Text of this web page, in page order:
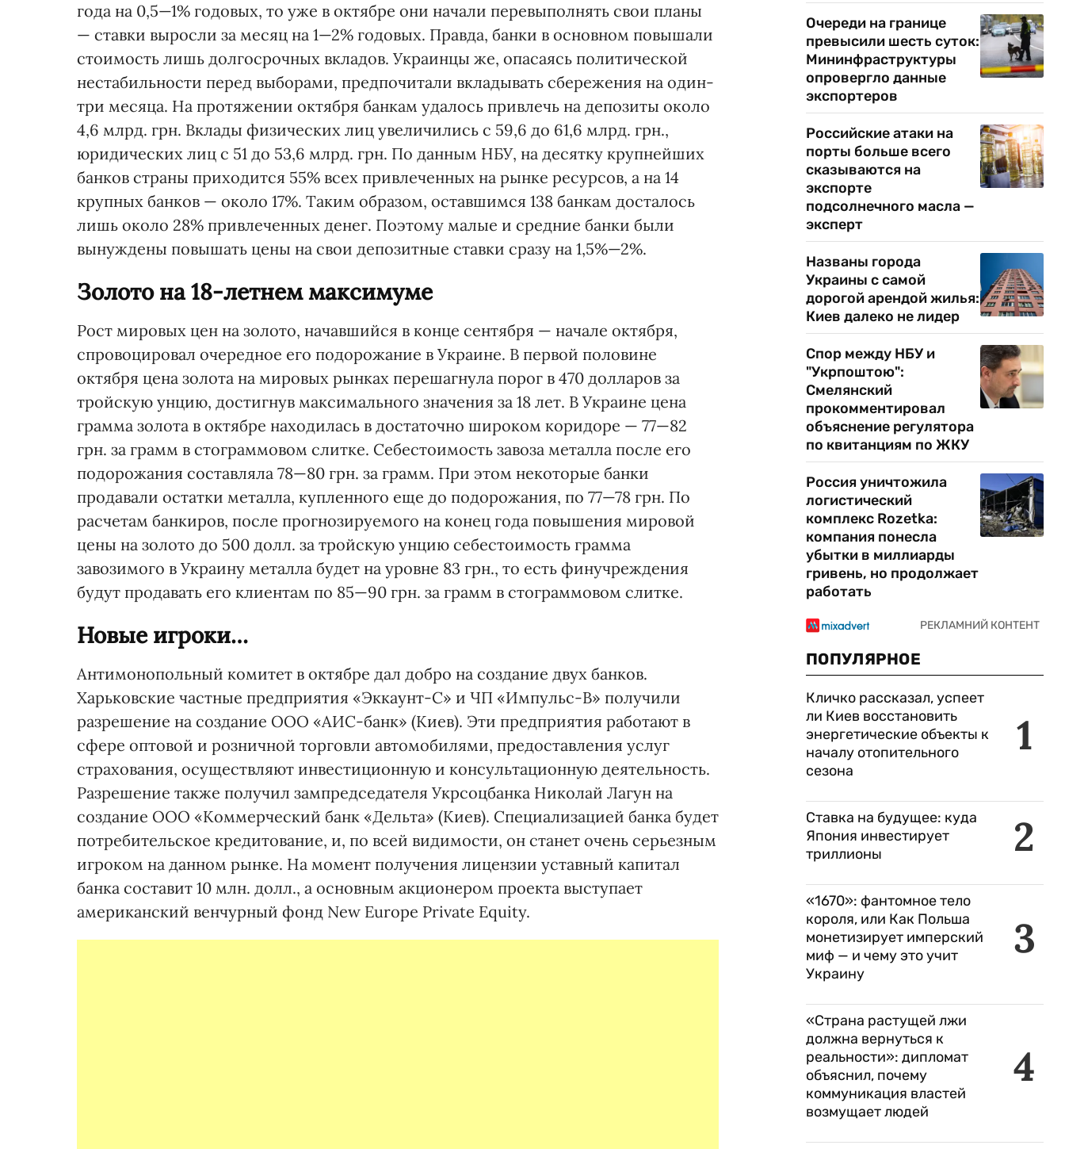
года на 0,5—1% годовых, то уже в октябре они начали перевыполнять свои планы
— ставки выросли за месяц на 1—2% годовых. Правда, банки в основном повышали
стоимость лишь долгосрочных вкладов. Украинцы же, опасаясь политической
нестабильности перед выборами, предпочитали вкладывать сбережения на один-
три месяца. На протяжении октября банкам удалось привлечь на депозиты около
4,6 млрд. грн. Вклады физических лиц увеличились с 59,6 до 61,6 млрд. грн.,
юридических лиц с 51 до 53,6 млрд. грн. По данным НБУ, на десятку крупнейших
банков страны приходится 55% всех привлеченных на рынке ресурсов, а на 14
крупных банков — около 17%. Таким образом, оставшимся 138 банкам досталось
лишь около 28% привлеченных денег. Поэтому малые и средние банки были
вынуждены повышать цены на свои депозитные ставки сразу на 1,5%—2%.
Золото на 18-летнем максимуме
Рост мировых цен на золото, начавшийся в конце сентября — начале октября,
спровоцировал очередное его подорожание в Украине. В первой половине
октября цена золота на мировых рынках перешагнула порог в 470 долларов за
тройскую унцию, достигнув максимального значения за 18 лет. В Украине цена
грамма золота в октябре находилась в достаточно широком коридоре — 77—82
грн. за грамм в стограммовом слитке. Себестоимость завоза металла после его
подорожания составляла 78—80 грн. за грамм. При этом некоторые банки
продавали остатки металла, купленного еще до подорожания, по 77—78 грн. По
расчетам банкиров, после прогнозируемого на конец года повышения мировой
цены на золото до 500 долл. за тройскую унцию себестоимость грамма
завозимого в Украину металла будет на уровне 83 грн., то есть финучреждения
будут продавать его клиентам по 85—90 грн. за грамм в стограммовом слитке.
Новые игроки…
Антимонопольный комитет в октябре дал добро на создание двух банков.
Харьковские частные предприятия «Эккаунт-С» и ЧП «Импульс-В» получили
разрешение на создание ООО «АИС-банк» (Киев). Эти предприятия работают в
сфере оптовой и розничной торговли автомобилями, предоставления услуг
страхования, осуществляют инвестиционную и консультационную деятельность.
Разрешение также получил зампредседателя Укрсоцбанка Николай Лагун на
создание ООО «Коммерческий банк «Дельта» (Киев). Специализацией банка будет
потребительское кредитование, и, по всей видимости, он станет очень серьезным
игроком на данном рынке. На момент получения лицензии уставный капитал
банка составит 10 млн. долл., а основным акционером проекта выступает
американский венчурный фонд New Europe Private Equity.
Очереди на границе
превысили шесть суток:
Мининфраструктуры
опровергло данные
экспортеров
Российские атаки на
порты больше всего
сказываются на
экспорте
подсолнечного масла —
эксперт
Названы города
Украины с самой
дорогой арендой жилья:
Киев далеко не лидер
Спор между НБУ и
"Укрпоштою":
Смелянский
прокомментировал
объяснение регулятора
по квитанциям по ЖКУ
Россия уничтожила
логистический
комплекс Rozetka:
компания понесла
убытки в миллиарды
гривень, но продолжает
работать
ПОПУЛЯРНОЕ
1
Кличко рассказал, успеет
ли Киев восстановить
энергетические объекты к
началу отопительного
сезона
2
Ставка на будущее: куда
Япония инвестирует
триллионы
3
«1670»: фантомное тело
короля, или Как Польша
монетизирует имперский
миф — и чему это учит
Украину
4
«Страна растущей лжи
должна вернуться к
реальности»: дипломат
объяснил, почему
коммуникация властей
возмущает людей